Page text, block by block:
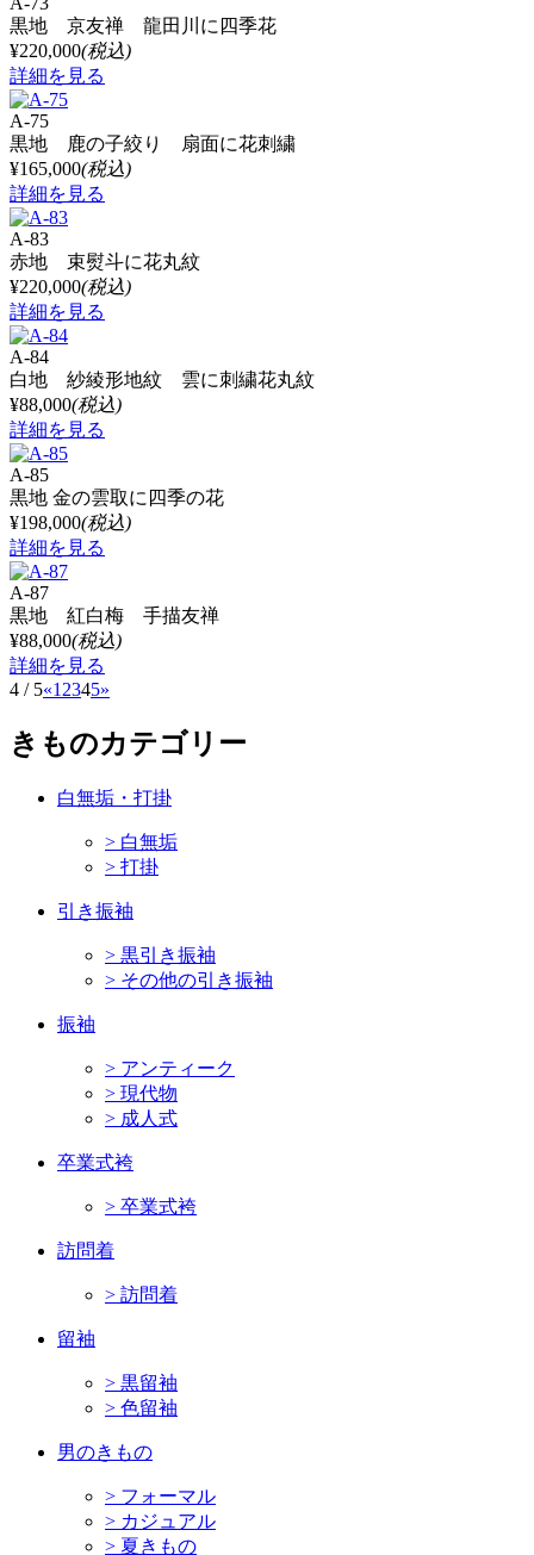
黒地 京友禅 龍田川に四季花
¥220,000(税込)
詳細を見る
A-75
黒地 鹿の子絞り 扇面に花刺繍
¥165,000(税込)
詳細を見る
A-83
赤地 束熨斗に花丸紋
¥220,000(税込)
詳細を見る
A-84
白地 紗綾形地紋 雲に刺繍花丸紋
¥88,000(税込)
詳細を見る
A-85
黒地 金の雲取に四季の花
¥198,000(税込)
詳細を見る
A-87
黒地 紅白梅 手描友禅
¥88,000(税込)
詳細を見る
4 / 5«1 2345»
きものカテゴリー
白無垢・打掛
> 白無垢
> 打掛
引き振袖
> 黒引き振袖
> その他の引き振袖
振袖
> アンティーク
> 現代物
> 成人式
卒業式袴
> 卒業式袴
訪問着
> 訪問着
留袖
> 黒留袖
> 色留袖
男のきもの
> フォーマル
> カジュアル
> 夏きもの